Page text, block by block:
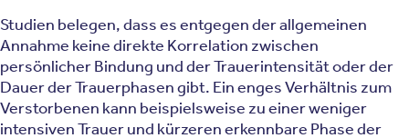
Studien belegen, dass es entgegen der allgemeinen
Annahme keine direkte Korrelation zwischen
persönlicher Bindung und der Trauerintensität oder der
Dauer der Trauerphasen gibt. Ein enges Verhältnis zum
Verstorbenen kann beispielsweise zu einer weniger
intensiven Trauer und kürzeren erkennbare Phase der